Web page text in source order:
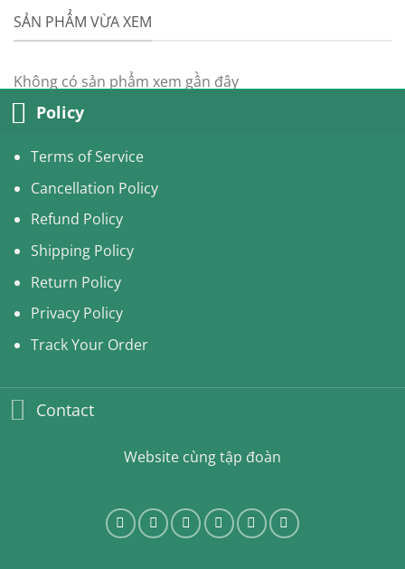
SẢN PHẨM VỪA XEM
Không có sản phẩm xem gần đây
Policy
Terms of Service
Cancellation Policy
Refund Policy
Shipping Policy
Return Policy
Privacy Policy
Track Your Order
Contact
Website cùng tập đoàn